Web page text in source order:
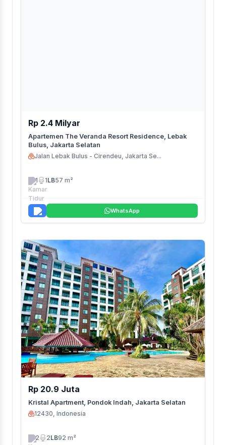
Rp 2.4 Milyar
Apartemen The Veranda Resort Residence, Lebak
Bulus, Jakarta Selatan
Jalan Lebak Bulus - Cirendeu, Jakarta Se...
1 1LB57 m²
WhatsApp
Rp 20.9 Juta
Kristal Apartment, Pondok Indah, Jakarta Selatan
12430, Indonesia
2 2LB92 m²